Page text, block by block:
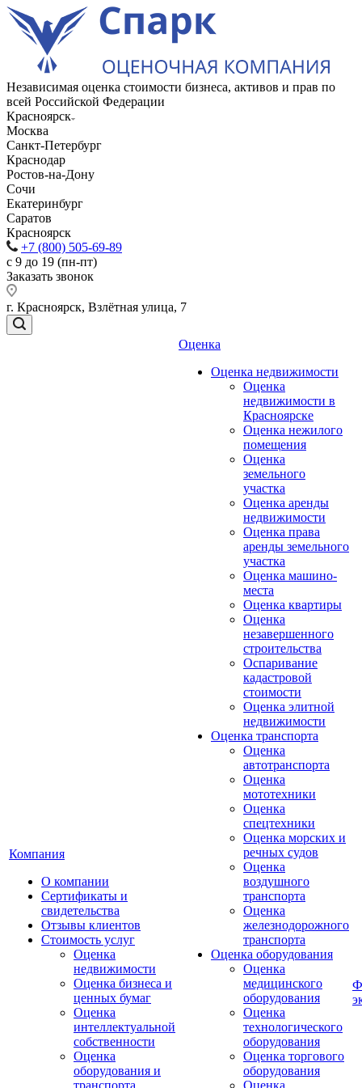
Независимая оценка стоимости бизнеса, активов и прав по
всей Российской Федерации
Красноярск
Москва
Санкт-Петербург
Краснодар
Ростов-на-Дону
Сочи
Екатеринбург
Саратов
Красноярск
+7 (800) 505-69-89
с 9 до 19 (пн-пт)
Заказать звонок
г. Красноярск, Взлётная улица, 7
Компания
О компании
Сертификаты и
свидетельства
Отзывы клиентов
Стоимость услуг
Оценка
недвижимости
Оценка бизнеса и
ценных бумаг
Оценка
интеллектуальной
собственности
Оценка
оборудования и
транспорта
Оценка
Оценка недвижимости
Оценка
недвижимости в
Красноярске
Оценка нежилого
помещения
Оценка
земельного
участка
Оценка аренды
недвижимости
Оценка права
аренды земельного
участка
Оценка машино-
места
Оценка квартиры
Оценка
незавершенного
строительства
Оспаривание
кадастровой
стоимости
Оценка элитной
недвижимости
Оценка транспорта
Оценка
автотранспорта
Оценка
мототехники
Оценка
спецтехники
Оценка морских и
речных судов
Оценка
воздушного
транспорта
Оценка
железнодорожного
транспорта
Оценка оборудования
Оценка
медицинского
оборудования
Оценка
технологического
оборудования
Оценка торгового
оборудования
Оценка